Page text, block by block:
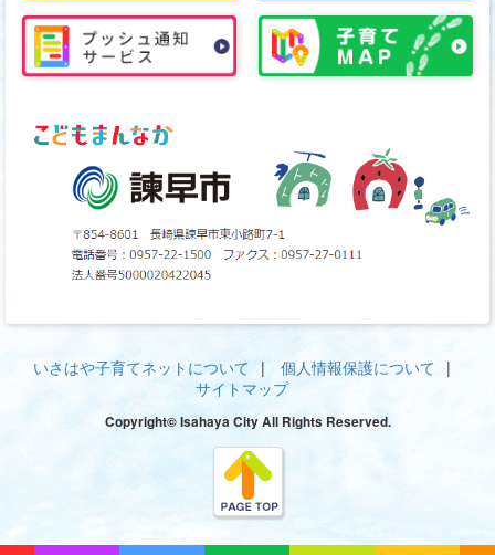
いさはや子育てネットについて
個人情報保護について
サイトマップ
Copyright© Isahaya City All Rights Reserved.